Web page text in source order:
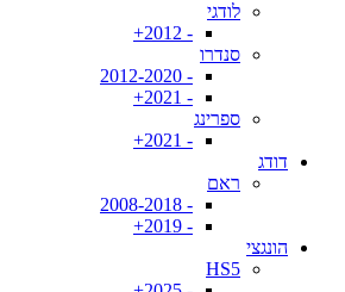
לודגי
- 2012+
סנדרו
- 2012-2020
- 2021+
ספרינג
- 2021+
דודג
ראם
- 2008-2018
- 2019+
הונגצי
HS5